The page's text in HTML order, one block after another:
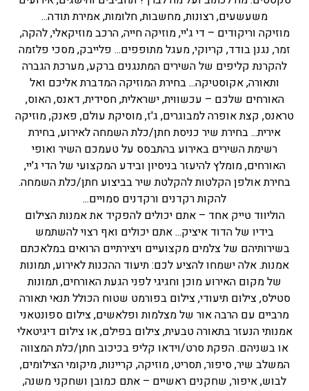
משעשעים, רצונות, מחשבות, חלומות, אמירת תודה...
מוזיקה וריקודים – די ג'יי, מוזיקה חייה, הרכב מוזיקאלי, להקה,
זמר, נגנן בודד, קריוקי, מעגל מתופפים... פלייבק, מסכי פלזמה
להקרנת קליפים של השירים המתנגנים ברקע, מערכת הגברה
ותאורה, אקוסטיקה... בחירת המוזיקה המדברת אליכם ואל
האורחים שלכם – עכשווית, ישראלית, חסידית, דאנס, האוס,
טראנס, קצת אופרה למבוגרים, ג'ז, מוסיקת עולם, פאנק, מוזיקה
אירית... בחירת שיר כניסת חתן/כלת השמחה לאירוע, בחירת
רשימת השירים באירוע בהתבסס על טעמכם השיר ואופי
האורחים, מומלץ להיעזר בניסיון ובידע המקצועי של הדי ג'יי,
בחירת אולפן הקלטות להקלטת שיר בביצוע חתן/כלת השמחה.
להקות רקדנים ורקדנים סמויים...
הוליווד טייק אחד – אתם יכולים להפקיד את אמנות הצילום
בידיו של הדוד איציק... אתם יכולים ואף רצוי להשתמש
בשירותיהם של צלמים מקצועיים ויצירתיים הרואים במלאכתם
אמנות. אלה ישמחו להציע לכם: תיעוד ההכנות לאירוע, תמונות
של מקום האירוע מוכן וחגיגי לפני הגעת האורחים, תמונות
סטילס, צילום תיעודי, צילום בפורמט שטוח הכולל תנאי תאורה
מרביים עם הרבה אור של מצלמות ופלאשים, צילום ספונטאני
אמנותי הנעזר בתאורה טבעית, צילום בפילם, או צילום דיגיטאלי
או בשניהם. הפקת סרט/וידאו קליפ בכיכוב חתן/כלת המצווה
המשלב שיר, סיפור, תסריט, מוזיקה, קריינות, מיקומי הצילומים,
לבוש, איפור, שחקנים ראשיים – אתם כמובן ושחקני משנה,